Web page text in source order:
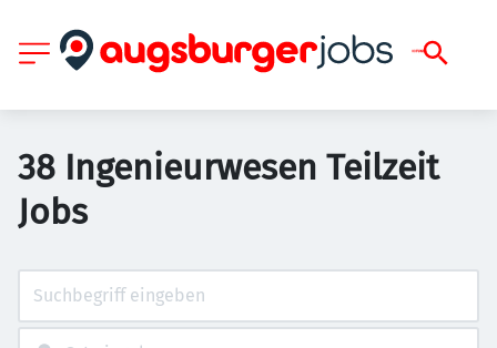
38 Ingenieurwesen Teilzeit
Jobs